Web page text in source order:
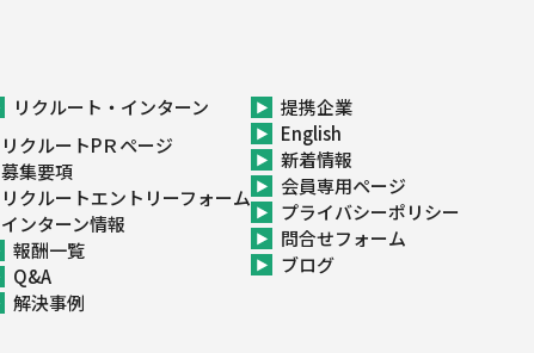
リクルート・インターン
リクルートPＲページ
募集要項
リクルートエントリーフォーム
インターン情報
報酬一覧
Q&A
解決事例
提携企業
English
新着情報
会員専用ページ
プライバシーポリシー
問合せフォーム
ブログ